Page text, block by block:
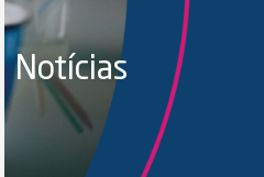
Notícias